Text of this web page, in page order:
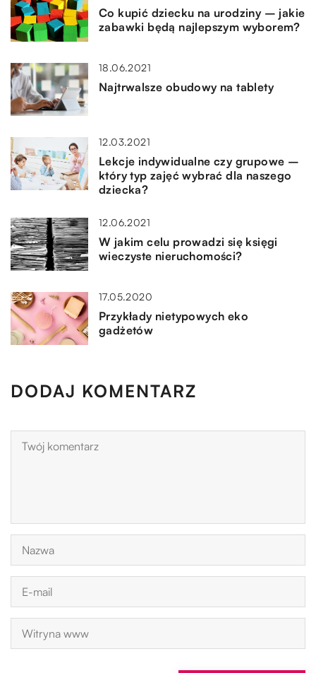
Co kupić dziecku na urodziny – jakie
zabawki będą najlepszym wyborem?
18.06.2021
Najtrwalsze obudowy na tablety
12.03.2021
Lekcje indywidualne czy grupowe –
który typ zajęć wybrać dla naszego
dziecka?
12.06.2021
W jakim celu prowadzi się księgi
wieczyste nieruchomości?
17.05.2020
Przykłady nietypowych eko
gadżetów
DODAJ KOMENTARZ